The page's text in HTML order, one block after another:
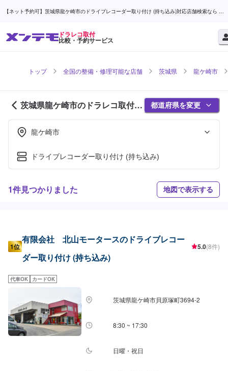
【ネット予約可】茨城県龍ケ崎市のドライブレコーダー取り付け (持ち込み)対応店舗検索なら (1
ドラレコ取付
比較・予約サービス
トップ 全国の整備・修理可能な店舗 茨城県 龍ケ崎市
茨城県龍ケ崎市のドラレコ取付対
応店舗紹介 (1ページ目)
都道府県を変更
龍ケ崎市
ドライブレコーダー取り付け (持ち込み)
1件見つかりました 地図で表示する
1位
有限会社 北山モータースのドライブレコー
ダー取り付け (持ち込み)
5.0(8件)
代車OK カードOK
茨城県龍ケ崎市貝原塚町3694-2
8:30 ~ 17:30
日曜・祝日